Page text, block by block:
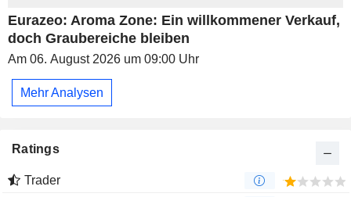
Eurazeo: Aroma Zone: Ein willkommener Verkauf,
doch Graubereiche bleiben
Am 06. August 2026 um 09:00 Uhr
Mehr Analysen
Ratings
Trader